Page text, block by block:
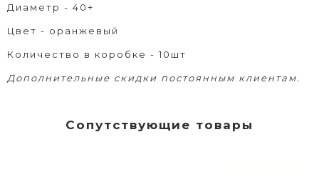
Диаметр - 40+
Цвет - оранжевый
Количество в коробке - 10шт
Дополнительные скидки постоянным клиентам.
Сопутствующие товары